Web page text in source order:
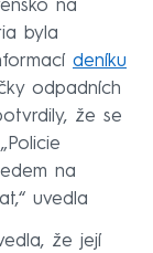
na
byla
deníku
odpadních
že se
na
uvedla
že její